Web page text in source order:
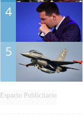
4
5
Espacio Publicitario